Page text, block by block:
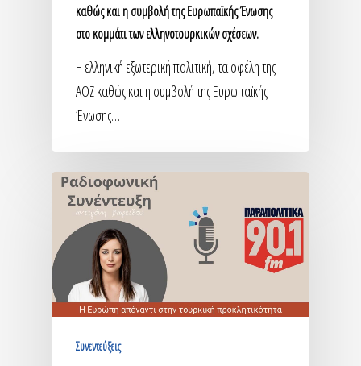
καθώς και η συμβολή της Ευρωπαϊκής Ένωσης
στο κομμάτι των ελληνοτουρκικών σχέσεων.
Η ελληνική εξωτερική πολιτική, τα οφέλη της
ΑΟΖ καθώς και η συμβολή της Ευρωπαϊκής
Ένωσης…
Συνεντεύξεις